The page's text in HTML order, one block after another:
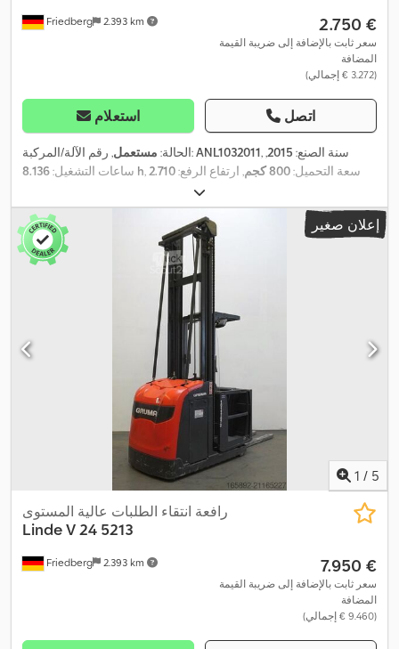
Friedberg 2.393 km ‏2.750 €
سعر ثابت بالإضافة إلى ضريبة القيمة
المضافة
(‏3.272 € إجمالي)
استعلام اتصل
الحالة: مستعمل , رقم الآلة/المركبة:ANL1032011 , سنة الصنع: 2015
,
ساعات التشغيل: 8.136 h , سعة التحميل:800 كجم , ارتفاع الرفع:2.710
, مركز تحميل الحمولة:
سيمبلكس, سعة البطارية:465 آه , جهد البطارية: 24 V, عرض إطار
الشوكة:
, طول الشوكات:1.150 مم 1.878 كجم
,
, الطول الكلي:1.680 مم , العرض الكلي:800
, وقود:كهرباء
إعلان صغير
1 / 5
Friedberg 2.393 km
رافعة انتقاء الطلبات عالية المستوى
LindeV 24 5213
‏7.950 €
سعر ثابت بالإضافة إلى ضريبة القيمة
المضافة
(‏9.460 € إجمالي)